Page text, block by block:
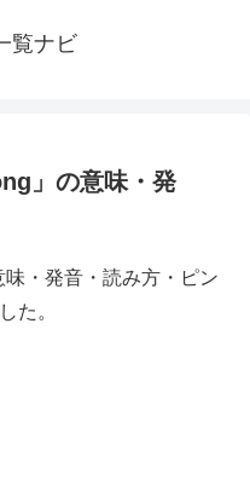
覧ナビ
」の意味・発
・発音・読み方・ピン
た。